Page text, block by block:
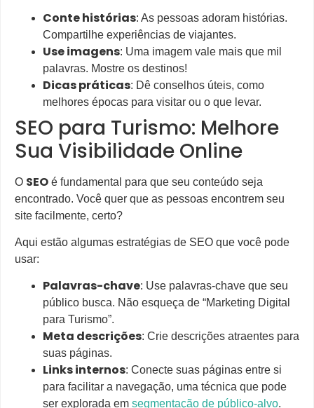
Conte histórias: As pessoas adoram histórias.
Compartilhe experiências de viajantes.
Use imagens: Uma imagem vale mais que mil
palavras. Mostre os destinos!
Dicas práticas: Dê conselhos úteis, como
melhores épocas para visitar ou o que levar.
SEO para Turismo: Melhore
Sua Visibilidade Online
O SEO é fundamental para que seu conteúdo seja
encontrado. Você quer que as pessoas encontrem seu
site facilmente, certo?
Aqui estão algumas estratégias de SEO que você pode
usar:
Palavras-chave: Use palavras-chave que seu
público busca. Não esqueça de “Marketing Digital
para Turismo”.
Meta descrições: Crie descrições atraentes para
suas páginas.
Links internos: Conecte suas páginas entre si
para facilitar a navegação, uma técnica que pode
ser explorada em segmentação de público-alvo.